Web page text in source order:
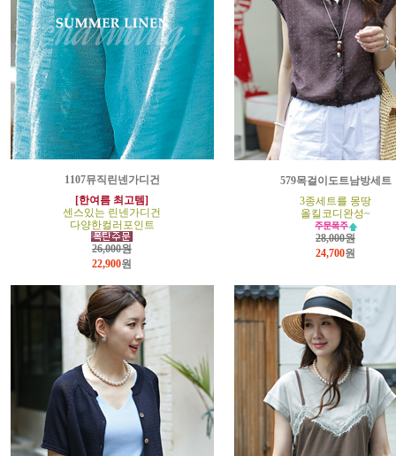
1107뮤직린넨가디건
[한여름 최고템]
센스있는 린넨가디건
다양한컬러포인트
26,000원
22,900원
579목걸이도트남방세트
3종세트를 몽땅
올킬코디완성~
28,000원
24,700원